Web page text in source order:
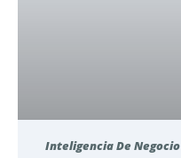
Inteligencia De Negocio